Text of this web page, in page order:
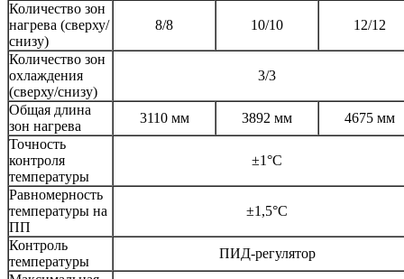
Количество зон
нагрева (сверху/
снизу)
8/8 10/10 12/12
Количество зон
охлаждения
(сверху/снизу)
3/3
Общая длина
зон нагрева
3110 мм 3892 мм
4675 мм
Точность
контроля
температуры
±1°C
Равномерность
температуры на
ПП
±1,5°C
Контроль
температуры
ПИД-регулятор